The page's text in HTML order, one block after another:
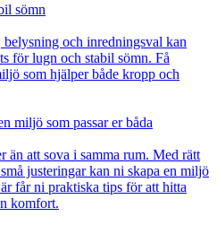
sömn
och inredningsval kan
för lugn och stabil sömn. Få
som hjälper både kropp och
miljö som passar er båda
än att sova i samma rum. Med rätt
justeringar kan ni skapa en miljö
får ni praktiska tips för att hitta
komfort.